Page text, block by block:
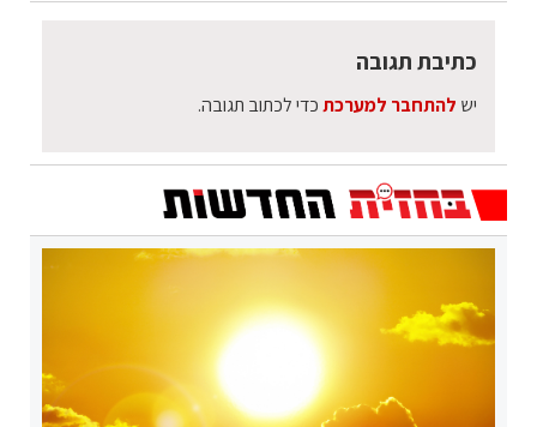
כתיבת תגובה
יש להתחבר למערכתכדי לכתוב תגובה.